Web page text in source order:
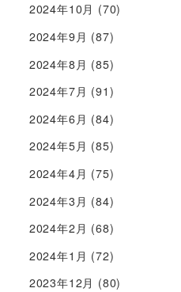
2024年10月 (70)
2024年9月 (87)
2024年8月 (85)
2024年7月 (91)
2024年6月 (84)
2024年5月 (85)
2024年4月 (75)
2024年3月 (84)
2024年2月 (68)
2024年1月 (72)
2023年12月 (80)